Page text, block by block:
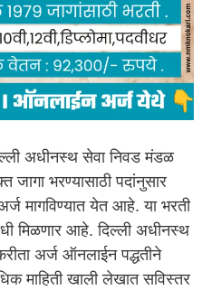
अधीनस्थ सेवा निवड मंडळ
जागा भरण्यासाठी पदांनुसार
मागविण्यात येत आहे. या भरती
मिळणार आहे. दिल्ली अधीनस्थ
अर्ज ऑनलाईन पद्धतीने
माहिती खाली लेखात सविस्तर